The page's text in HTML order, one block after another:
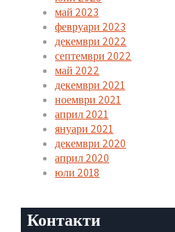
май 2023
февруари 2023
декември 2022
септември 2022
май 2022
декември 2021
ноември 2021
април 2021
януари 2021
декември 2020
април 2020
юли 2018
Контакти